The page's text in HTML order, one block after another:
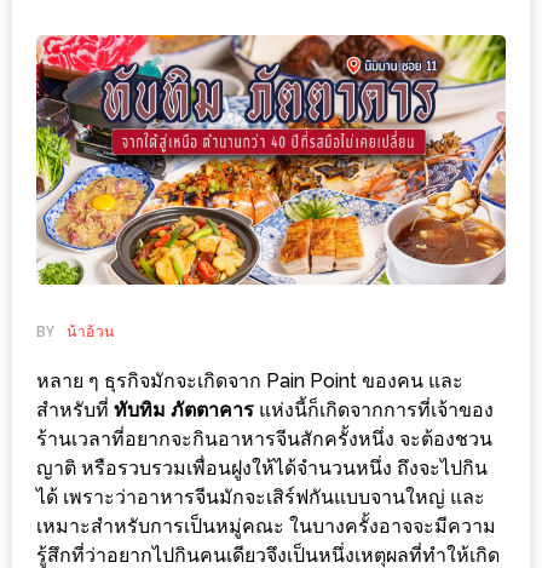
ที่
ครบ
ครั้ง
ช้อป
ชิ
ลล์
ชิม
ที่
FESTIVAL
10
ร้าน
พ่อ
ค้า
BY น้าอ้วน
หลาย ๆ ธุรกิจมักจะเกิดจาก Pain Point ของคน และ
สำหรับที่ ทับทิม ภัตตาคาร แห่งนี้ก็เกิดจากการที่เจ้าของ
ร้านเวลาที่อยากจะกินอาหารจีนสักครั้งหนึ่ง จะต้องชวน
ญาติ หรือรวบรวมเพื่อนฝูงให้ได้จำนวนหนึ่ง ถึงจะไปกิน
ได้ เพราะว่าอาหารจีนมักจะเสิร์ฟกันแบบจานใหญ่ และ
เหมาะสำหรับการเป็นหมู่คณะ ในบางครั้งอาจจะมีความ
รู้สึกที่ว่าอยากไปกินคนเดียวจึงเป็นหนึ่งเหตุผลที่ทำให้เกิด